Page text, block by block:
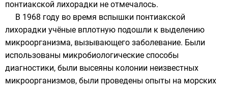
понтиакской лихорадки не отмечалось.
В 1968 году во время вспышки понтиакской
лихорадки учёные вплотную подошли к выделению
микроорганизма, вызывающего заболевание. Были
использованы микробиологические способы
диагностики, были высеяны колонии неизвестных
микроорганизмов, были проведены опыты на морских